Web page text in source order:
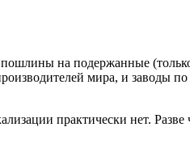
на подержанные
мира, и заводы
практически нет. Разве